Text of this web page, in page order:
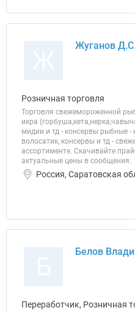
Жуганов
Розничная торговля
Торговля свежемороженной
икра
мидии и тд - консервы рыбные -
волосатик, консервы и тд -
ассортименте. Скачивайте
актуальные цены в сообщения.
Россия, Саратовская
Белов
Переработчик, Розничная